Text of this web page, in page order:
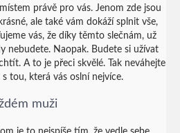
právě pro vás. Jenom zde jsou
ale také vám dokáží splnit vše,
vás, že díky těmto slečnám, už
nebudete. Naopak. Budete si užívat
A to je přeci skvělé. Tak neváhejte
tou, která vás oslní nejvíce.
muži